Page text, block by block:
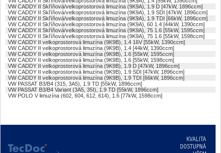
VW CADDY II Skříňová/velkoprostorová limuzína (9K9A), 1.9 D [47kW, 1896ccm]
VW CADDY II Skříňová/velkoprostorová limuzína (9K9A), 1.9 SDI [47kW, 1896ccm]
VW CADDY II Skříňová/velkoprostorová limuzína (9K9A), 1.9 TDI [66kW, 1896ccm]
VW CADDY II Skříňová/velkoprostorová limuzína (9K9A), 60 1.4 [44kW, 1390ccm]
VW CADDY II Skříňová/velkoprostorová limuzína (9K9A), 75 1.6 [55kW, 1595ccm]
VW CADDY II Skříňová/velkoprostorová limuzína (9K9A), 75 1.6 [55kW, 1598ccm]
VW CADDY II velkoprostorová limuzína (9K9B), 1.4 16V [55kW, 1390ccm]
VW CADDY II velkoprostorová limuzína (9K9B), 1.4 [44kW, 1390ccm]
VW CADDY II velkoprostorová limuzína (9K9B), 1.6 [55kW, 1595ccm]
VW CADDY II velkoprostorová limuzína (9K9B), 1.6 [55kW, 1598ccm]
VW CADDY II velkoprostorová limuzína (9K9B), 1.9 D [47kW, 1896ccm]
VW CADDY II velkoprostorová limuzína (9K9B), 1.9 SDI [47kW, 1896ccm]
VW CADDY II velkoprostorová limuzína (9K9B), 1.9 TDI [66kW, 1896ccm]
VW PASSAT B3/B4 (315, 3A5), 1.9 TD [55kW, 1896ccm]
VW PASSAT B3/B4 Variant (3A5, 35I), 1.9 TD [55kW, 1896ccm]
VW POLO V limuzína (602, 604, 612, 614), 1.6 [77kW, 1598ccm]
KVALITA
DOSTUPNÁ